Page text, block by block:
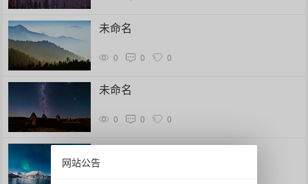
未命名
0 0 0
未命名
0 0 0
网站公告